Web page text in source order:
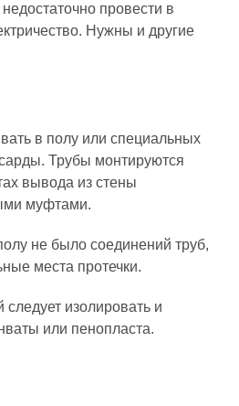
провести в
Нужны и другие
в полу или специальных
Трубы монтируются
вывода из стены
муфтами.
не было соединений труб,
места протечки.
изолировать и
или пенопласта.